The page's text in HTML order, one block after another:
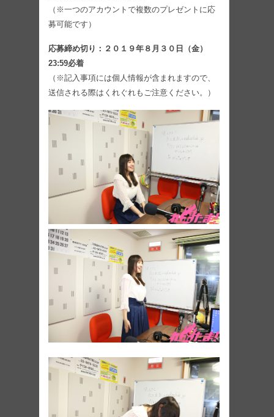
（※一つのアカウントで複数のプレゼントに応
募可能です）
応募締め切り：２０１９年８月３０日（金）
23:59必着
（※記入事項には個人情報が含まれますので、
送信される際はくれぐれもご注意ください。）